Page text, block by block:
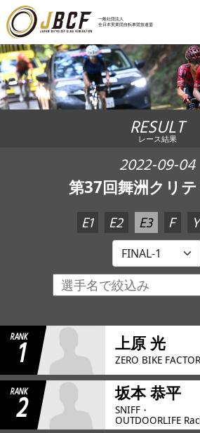
一般社団法人
全日本実業団自転車競技連盟
ニュース
レース日程
ランキング
レース結果
チーム・選
競技ガイド
加盟・登録
JBCF ROAD
RESULT
レース結果
2022-09-04
第37回舞洲クリ
E1 E2 E3 F
RANK
1 上原 光
ZERO BIKE
RANK
2 坂本 恭平
SNIFF・
OUTDOORLIFE